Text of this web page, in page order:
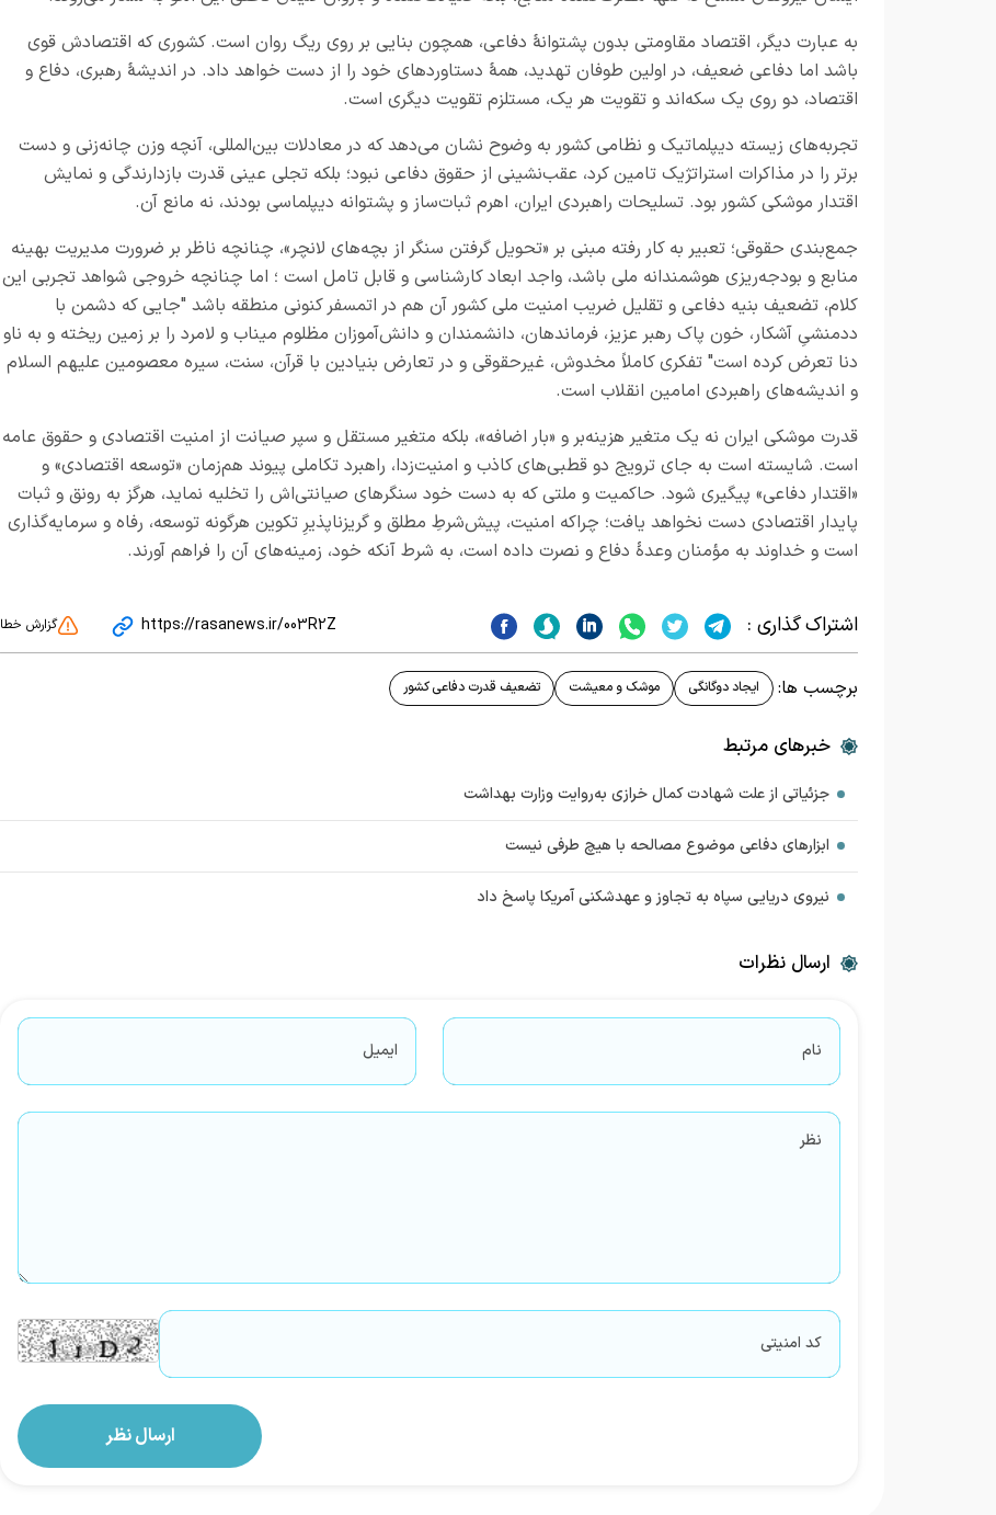
به عبارت دیگر، اقتصاد مقاومتی بدون پشتوانهٔ دفاعی، همچون بنایی بر روی ریگ روان است. کشوری که اقتصادش قوی
باشد اما دفاعی ضعیف، در اولین طوفان تهدید، همهٔ دستاوردهای خود را از دست خواهد داد. در اندیشهٔ رهبری، دفاع و
اقتصاد، دو روی یک سکه‌اند و تقویت هر یک، مستلزم تقویت دیگری است.
تجربه‌های زیسته دیپلماتیک و نظامی کشور به وضوح نشان می‌دهد که در معادلات بین‌المللی، آنچه وزن چانه‌زنی و دست
برتر را در مذاکرات استراتژیک تامین کرد، عقب‌نشینی از حقوق دفاعی نبود؛ بلکه تجلی عینی قدرت بازدارندگی و نمایش
اقتدار موشکی کشور بود. تسلیحات راهبردی ایران، اهرم ثبات‌ساز و پشتوانه دیپلماسی بودند، نه مانع آن.
جمع‌بندی حقوقی؛ تعبیر به کار رفته مبنی بر «تحویل گرفتن سنگر از بچه‌های لانچر»، چنانچه ناظر بر ضرورت مدیریت بهینه
منابع و بودجه‌ریزی هوشمندانه ملی باشد، واجد ابعاد کارشناسی و قابل تامل است ؛ اما چنانچه خروجی شواهد تجربی این
کلام، تضعیف بنیه دفاعی و تقلیل ضریب امنیت ملی کشور آن هم در اتمسفر کنونی منطقه باشد "جایی که دشمن با
ددمنشیِ آشکار، خون پاک رهبر عزیز، فرماندهان، دانشمندان و دانش‌آموزان مظلوم میناب و لامرد را بر زمین ریخته و به ناو
دنا تعرض کرده است" تفکری کاملاً مخدوش، غیرحقوقی و در تعارض بنیادین با قرآن، سنت، سیره معصومین علیهم السلام
و اندیشه‌های راهبردی امامین انقلاب است.
قدرت موشکی ایران نه یک متغیر هزینه‌بر و «بار اضافه»، بلکه متغیر مستقل و سپر صیانت از امنیت اقتصادی و حقوق عامه
است. شایسته است به جای ترویج دو قطبی‌های کاذب و امنیت‌زدا، راهبرد تکاملی پیوند هم‌زمان «توسعه اقتصادی» و
«اقتدار دفاعی» پیگیری شود. حاکمیت و ملتی که به دست خود سنگرهای صیانتی‌اش را تخلیه نماید، هرگز به رونق و ثبات
پایدار اقتصادی دست نخواهد یافت؛ چراکه امنیت، پیش‌شرطِ مطلق و گریزناپذیرِ تکوین هرگونه توسعه، رفاه و سرمایه‌گذاری
است و خداوند به مؤمنان وعدهٔ دفاع و نصرت داده است، به شرط آنکه خود، زمینه‌های آن را فراهم آورند.
اشتراک گذاری : https://rasanews.ir/003R2Z گزارش خطا
برچسب ها: ایجاد دوگانگی موشک و معیشت تضعیف قدرت دفاعی کشور
خبرهای مرتبط
جزئیاتی از علت شهادت کمال خرازی به‌روایت وزارت بهداشت
ابزارهای دفاعی موضوع مصالحه با هیچ طرفی نیست
نیروی دریایی سپاه به تجاوز و عهدشکنی آمریکا پاسخ داد
ارسال نظرات